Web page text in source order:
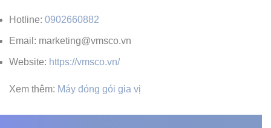
Hotline: 0902660882
Email: marketing@vmsco.vn
Website: https://vmsco.vn/
Xem thêm: Máy đóng gói gia vị